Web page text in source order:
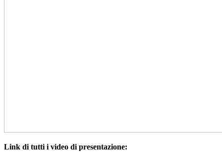
Link di tutti i video di presentazione: